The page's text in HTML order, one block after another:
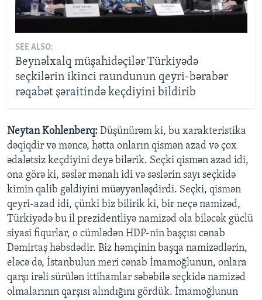
SEE ALSO:
Beynəlxalq müşahidəçilər Türkiyədə
seçkilərin ikinci raundunun qeyri-bərabər
rəqabət şəraitində keçdiyini bildirib
Neytan Kohlenberq: Düşünürəm ki, bu xarakteristika
dəqiqdir və məncə, hətta onların qismən azad və çox
ədalətsiz keçdiyini deyə bilərik. Seçki qismən azad idi,
ona görə ki, səslər mənalı idi və səslərin sayı seçkidə
kimin qalib gəldiyini müəyyənləşdirdi. Seçki, qismən
qeyri-azad idi, çünki biz bilirik ki, bir neçə namizəd,
Türkiyədə bu il prezidentliyə namizəd ola biləcək güclü
siyasi fiqurlar, o cümlədən HDP-nin başçısı cənab
Dəmirtaş həbsdədir. Biz həmçinin başqa namizədlərin,
eləcə də, İstanbulun meri cənab İmamoğlunun, onlara
qarşı irəli sürülən ittihamlar səbəbilə seçkidə namizəd
olmalarının qarşısı alındığını gördük. İmamoğlunun